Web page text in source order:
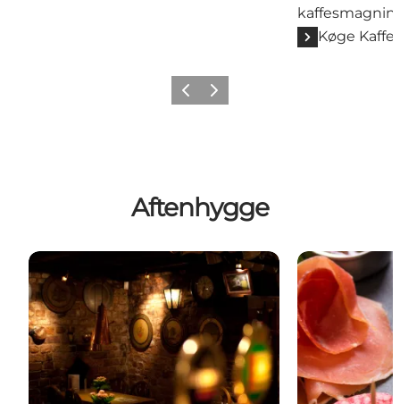
Køge
Forrige billede
Næste billede
Aftenhygge
Hugo's Kælder Café Asti